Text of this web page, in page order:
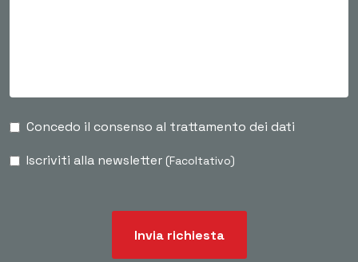
Concedo il consenso al trattamento dei dati
Iscriviti alla newsletter (Facoltativo)
Invia richiesta